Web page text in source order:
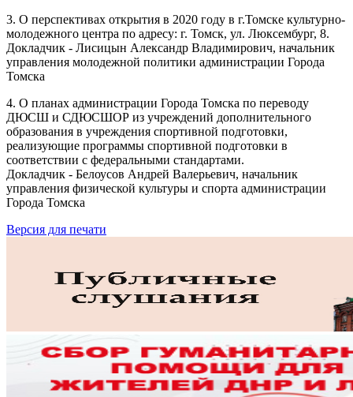
3. О перспективах открытия в 2020 году в г.Томске культурно-
молодежного центра по адресу: г. Томск, ул. Люксембург, 8.
Докладчик - Лисицын Александр Владимирович, начальник
управления молодежной политики администрации Города
Томска
4. О планах администрации Города Томска по переводу
ДЮСШ и СДЮСШОР из учреждений дополнительного
образования в учреждения спортивной подготовки,
реализующие программы спортивной подготовки в
соответствии с федеральными стандартами.
Докладчик - Белоусов Андрей Валерьевич, начальник
управления физической культуры и спорта администрации
Города Томска
Версия для печати